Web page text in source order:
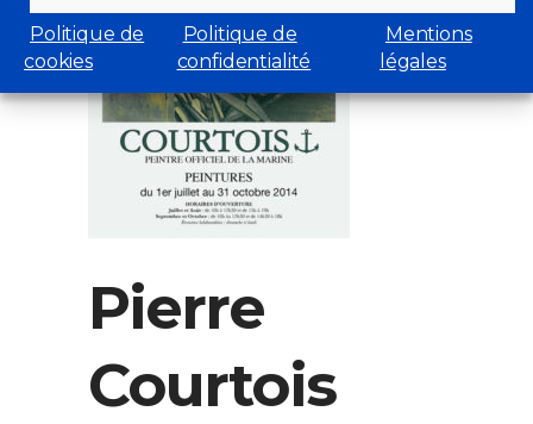
Politique de
cookies
Politique de
confidentialité
Mentions
légales
Pierre
Courtois